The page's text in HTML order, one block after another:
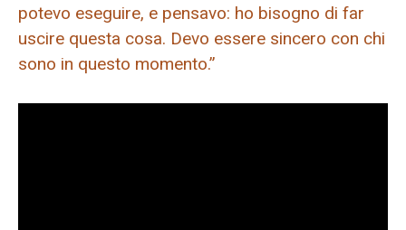
potevo eseguire, e pensavo: ho bisogno di far
uscire questa cosa. Devo essere sincero con chi
sono in questo momento.”